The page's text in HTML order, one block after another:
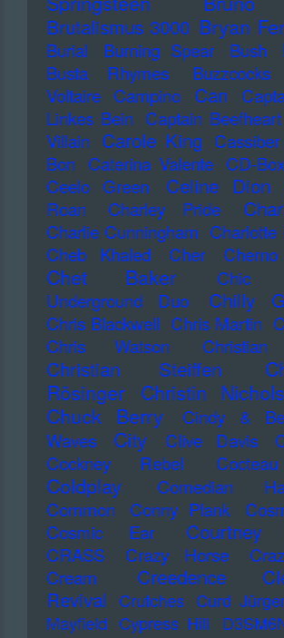
Brutalismus 3000 Bryan
Burial Burning Spear Bush
Busta Rhymes Buzzcocks
Voltaire Campino Can
Linkes Bein Captain Beefheart
Villain Carole King Cassiber
Bon
Caterina Valente CD-
Ceelo Green
Celine Dion
Roan
Charley Pride
Charlie Cunningham
Cheb Khaled
Cher
Chet Baker Chic
Underground Duo
Chilly
Chris Blackwell Chris Martin
Chris Watson
Christian Steiffen
Rösinger
Christin Nichols
Chuck Berry Cindy &
Waves
City Clive Davis
Cockney Rebel
Coldplay
Comedian
Common
Conny Plank
Cosmic Ear
Courtney
CRASS Crazy Horse
Cream
Creedence
Revival
Crutches Curd
Mayfield Cypress Hill